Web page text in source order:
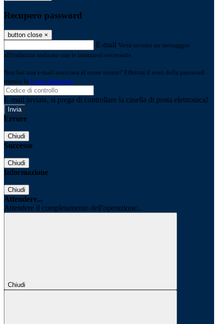
Recupero password
button close ×
E-mail Verrà inviato un messaggio
all'indirizzo indicato con le istruzioni necessarie.
Non hai una e-mail associata al nome utente? Effettua il reset della password
tramite la Login Spaggiari
E-mail inviata, si prega di controllare la casella di posta elettronica!
Errore
Chiudi
Successo
Chiudi
Informazione
Chiudi
Attendere...
Attendere il completamento dell'operazione...
Chiudi